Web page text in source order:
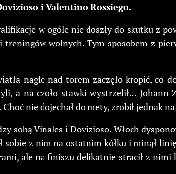
i Valentino Rossiego.
w ogóle nie doszły do skutku z
wolnych. Tym sposobem z
nagle nad torem zaczęło kropić, co
a na czoło stawki wystrzelił…
nie dojechał do mety, zrobił jednak
sobą Vinales i Dovizioso. Włoch
sobie z nim na ostatnim kółku i minął
ale na finiszu delikatnie stracił z